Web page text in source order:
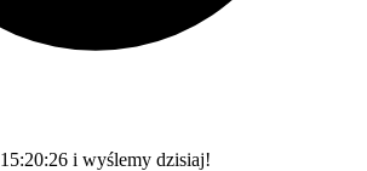
15:20:25 i wyślemy dzisiaj!